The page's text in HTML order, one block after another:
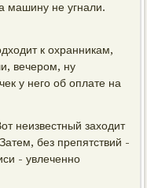
машину не угнали.
к охранникам,
вечером, ну
у него об оплате на
неизвестный заходит
без препятствий -
- увлеченно